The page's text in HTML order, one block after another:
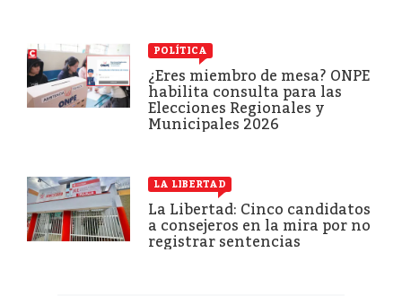
POLÍTICA
¿Eres miembro de mesa? ONPE
habilita consulta para las
Elecciones Regionales y
Municipales 2026
LA LIBERTAD
La Libertad: Cinco candidatos
a consejeros en la mira por no
registrar sentencias